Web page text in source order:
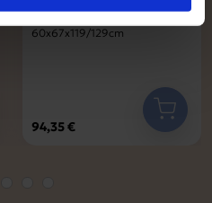
60x67x119/129cm
94,35 €